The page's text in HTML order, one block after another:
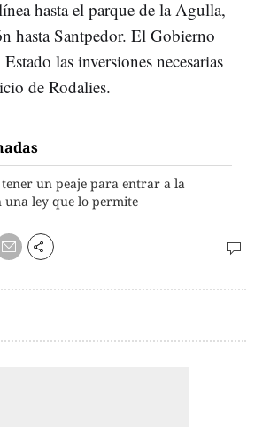
hasta el parque de la Agulla,
hasta Santpedor. El Gobierno
las inversiones necesarias
de Rodalies.
un peaje para entrar a la
ley que lo permite